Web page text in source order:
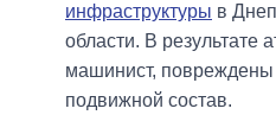
инфраструктуры в
области. В результате
машинист,
подвижной состав.